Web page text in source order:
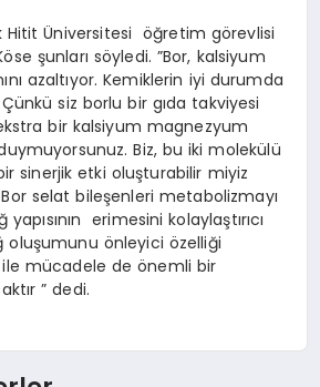
Hitit Üniversitesi öğretim görevlisi
şunları söyledi. ”Bor, kalsiyum
azaltıyor. Kemiklerin iyi durumda
Çünkü siz borlu bir gıda takviyesi
bir kalsiyum magnezyum
Biz, bu iki molekülü
sinerjik etki oluşturabilir miyiz
selat bileşenleri metabolizmayı
yapısının erimesini kolaylaştırıcı
oluşumunu önleyici özelliği
mücadele de önemli bir
” dedi.